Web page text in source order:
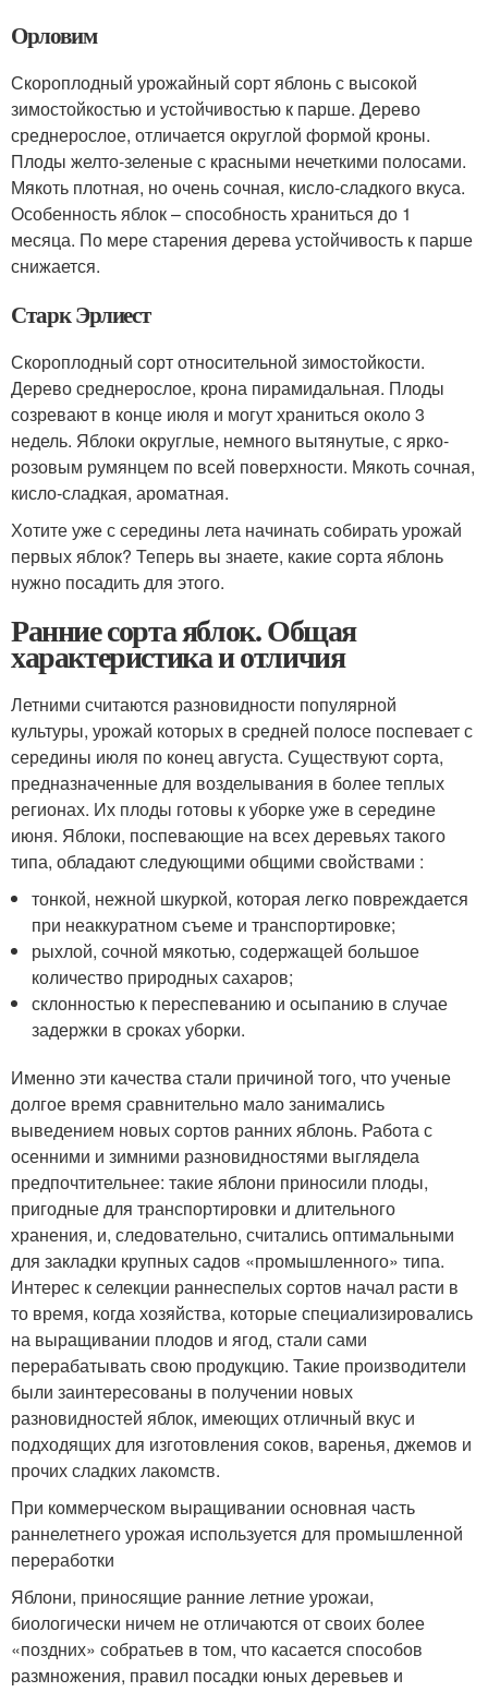
Орловим
Скороплодный урожайный сорт яблонь с высокой
зимостойкостью и устойчивостью к парше. Дерево
среднерослое, отличается округлой формой кроны.
Плоды желто-зеленые с красными нечеткими полосами.
Мякоть плотная, но очень сочная, кисло-сладкого вкуса.
Особенность яблок – способность храниться до 1
месяца. По мере старения дерева устойчивость к парше
снижается.
Старк Эрлиест
Скороплодный сорт относительной зимостойкости.
Дерево среднерослое, крона пирамидальная. Плоды
созревают в конце июля и могут храниться около 3
недель. Яблоки округлые, немного вытянутые, с ярко-
розовым румянцем по всей поверхности. Мякоть сочная,
кисло-сладкая, ароматная.
Хотите уже с середины лета начинать собирать урожай
первых яблок? Теперь вы знаете, какие сорта яблонь
нужно посадить для этого.
Ранние сорта яблок. Общая
характеристика и отличия
Летними считаются разновидности популярной
культуры, урожай которых в средней полосе поспевает с
середины июля по конец августа. Существуют сорта,
предназначенные для возделывания в более теплых
регионах. Их плоды готовы к уборке уже в середине
июня. Яблоки, поспевающие на всех деревьях такого
типа, обладают следующими общими свойствами :
тонкой, нежной шкуркой, которая легко повреждается
при неаккуратном съеме и транспортировке;
рыхлой, сочной мякотью, содержащей большое
количество природных сахаров;
склонностью к переспеванию и осыпанию в случае
задержки в сроках уборки.
Именно эти качества стали причиной того, что ученые
долгое время сравнительно мало занимались
выведением новых сортов ранних яблонь. Работа с
осенними и зимними разновидностями выглядела
предпочтительнее: такие яблони приносили плоды,
пригодные для транспортировки и длительного
хранения, и, следовательно, считались оптимальными
для закладки крупных садов «промышленного» типа.
Интерес к селекции раннеспелых сортов начал расти в
то время, когда хозяйства, которые специализировались
на выращивании плодов и ягод, стали сами
перерабатывать свою продукцию. Такие производители
были заинтересованы в получении новых
разновидностей яблок, имеющих отличный вкус и
подходящих для изготовления соков, варенья, джемов и
прочих сладких лакомств.
При коммерческом выращивании основная часть
раннелетнего урожая используется для промышленной
переработки
Яблони, приносящие ранние летние урожаи,
биологически ничем не отличаются от своих более
«поздних» собратьев в том, что касается способов
размножения, правил посадки юных деревьев и